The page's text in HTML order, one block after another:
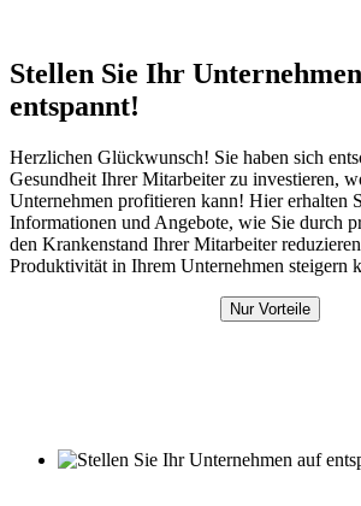
Stellen Sie Ihr
entspannt!
Herzlichen Glückwunsch! Sie haben sich
Gesundheit Ihrer Mitarbeiter zu investieren,
Unternehmen profitieren kann! Hier erhalten
Informationen und Angebote, wie Sie durch
den Krankenstand Ihrer Mitarbeiter
Produktivität in Ihrem Unternehmen steigern
Nur Vorteile